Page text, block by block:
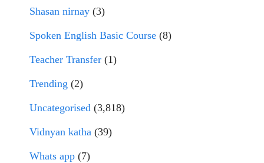
Shasan nirnay (3)
Spoken English Basic Course (8)
Teacher Transfer (1)
Trending (2)
Uncategorised (3,818)
Vidnyan katha (39)
Whats app (7)